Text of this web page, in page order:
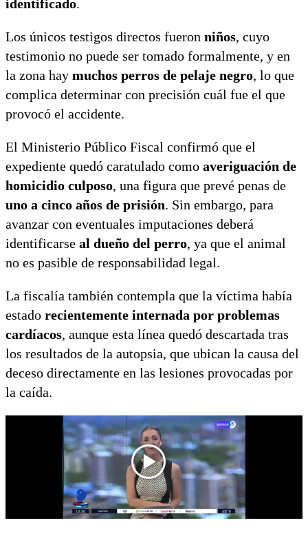
identificado.
Los únicos testigos directos fueron niños, cuyo
testimonio no puede ser tomado formalmente, y en
la zona hay muchos perros de pelaje negro, lo que
complica determinar con precisión cuál fue el que
provocó el accidente.
El Ministerio Público Fiscal confirmó que el
expediente quedó caratulado como averiguación de
homicidio culposo, una figura que prevé penas de
uno a cinco años de prisión. Sin embargo, para
avanzar con eventuales imputaciones deberá
identificarse al dueño del perro, ya que el animal
no es pasible de responsabilidad legal.
La fiscalía también contempla que la víctima había
estado recientemente internada por problemas
cardíacos, aunque esta línea quedó descartada tras
los resultados de la autopsia, que ubican la causa del
deceso directamente en las lesiones provocadas por
la caída.